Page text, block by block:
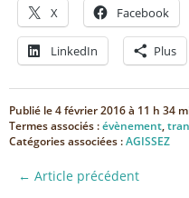
X Facebook
LinkedIn Plus
Publié le4 février 2016 à 11 h 34
Termes associés :évènement,
Catégories associées :AGISSEZ
← Article précédent